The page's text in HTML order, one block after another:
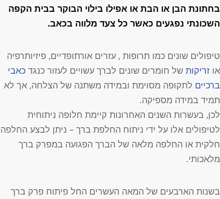
בחתונת הבן או הבת או אפילו בילוי הבוקר בבית הקפה
השכונתי נפגעים כאשר כל צעד מלווה בכאב.
טיפולים שונים כמו תרופות , עזרים אורתופדיים, פיזיותרפיה
או זריקותשל חומרים שונים לברך עשויים לעזור כנגד כאבי
ברכיים לתקופה מסוימת ובמידה משתנה של הצלחה, אך לא
תמיד במידה מספיקה.
לכן, בעשרות השנים האחרונות קיימת חלופה ניתוחית
לטיפולים אלו על ידי ניתוח החלפת ברך – ניתן לבצע החלפה
חלקית או החלפה מלאה של הברך הפגועה במפרק ברך
מלאכותי.
בשנות הארבעים של המאה העשרים החל פיתוח פרק ברך